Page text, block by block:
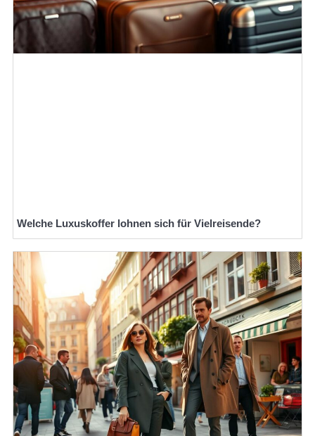
Welche Luxuskoffer lohnen sich für Vielreisende?